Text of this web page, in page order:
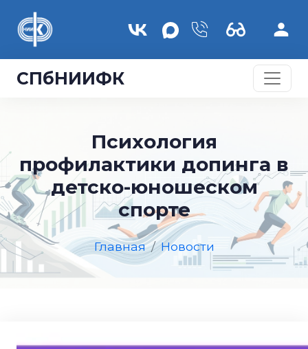
СПбНИИФК
Психология
профилактики допинга в
детско-юношеском
спорте
Главная Новости